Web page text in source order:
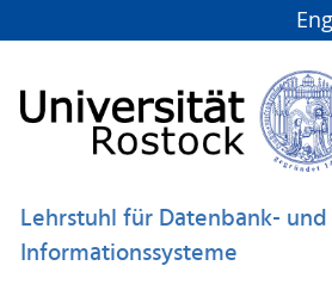
Lehrstuhl für Datenbank- und
Informationssysteme